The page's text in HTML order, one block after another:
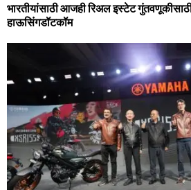
भारतीयांसाठी आजही रिअल इस्‍टेट गुंतवणूकीसाठी
हाऊसिंगडॉटकॉम